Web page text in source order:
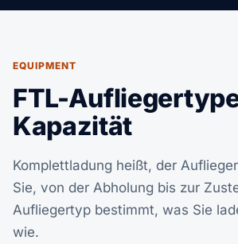
EQUIPMENT
FTL-
Kapazität
Komplettladung heißt, der
Sie, von der Abholung bis zur
Aufliegertyp bestimmt, was Sie
wie.